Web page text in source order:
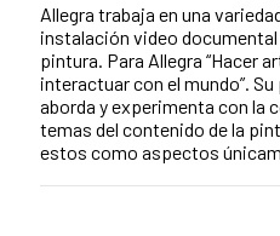
Allegra trabaja en una
instalación video
pintura. Para Allegra “Hacer
interactuar con el mundo”.
aborda y experimenta con la
temas del contenido de la
estos como aspectos